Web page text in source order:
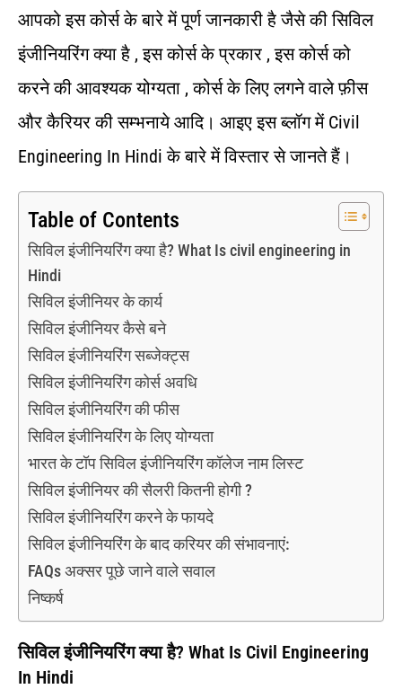
आपको इस कोर्स के बारे में पूर्ण जानकारी है जैसे की सिविल
इंजीनियरिंग क्या है , इस कोर्स के प्रकार , इस कोर्स को
करने की आवश्यक योग्यता , कोर्स के लिए लगने वाले फ़ीस
और कैरियर की सम्भनाये आदि। आइए इस ब्लॉग में Civil
Engineering In Hindi के बारे में विस्तार से जानते हैं।
Table of Contents
सिविल इंजीनियरिंग क्या है? What Is civil engineering in
Hindi
सिविल इंजीनियर के कार्य
सिविल इंजीनियर कैसे बने
सिविल इंजीनियरिंग सब्जेक्ट्स
सिविल इंजीनियरिंग कोर्स अवधि
सिविल इंजीनियरिंग की फीस
सिविल इंजीनियरिंग के लिए योग्यता
भारत के टॉप सिविल इंजीनियरिंग कॉलेज नाम लिस्ट
सिविल इंजीनियर की सैलरी कितनी होगी ?
सिविल इंजीनियरिंग करने के फायदे
सिविल इंजीनियरिंग के बाद करियर की संभावनाएं:
FAQs अक्सर पूछे जाने वाले सवाल
निष्कर्ष
सिविल इंजीनियरिंग क्या है? What Is Civil Engineering
In Hindi